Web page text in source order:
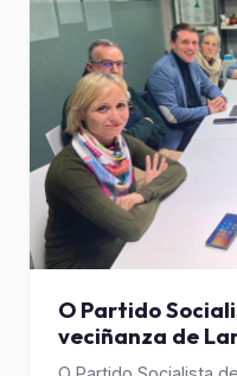
O Partido
veciñanza de
reclama á